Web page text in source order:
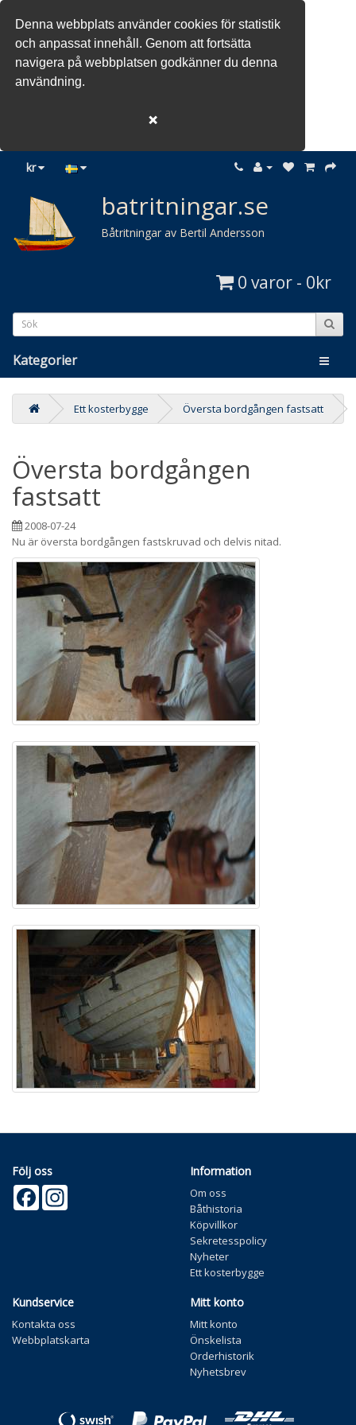
Denna webbplats använder cookies för statistik
och anpassat innehåll. Genom att fortsätta
navigera på webbplatsen godkänner du denna
användning.
❌
kr
batritningar.se
Båtritningar av Bertil Andersson
0 varor - 0kr
Kategorier
Ett kosterbygge Översta bordgången fastsatt
Översta bordgången
fastsatt
2008-07-24
Nu är översta bordgången fastskruvad och delvis nitad.
Följ oss
Facebook
Information
Om oss
Båthistoria
Köpvillkor
Sekretesspolicy
Nyheter
Ett kosterbygge
Kundservice
Kontakta oss
Webbplatskarta
Mitt konto
Mitt konto
Önskelista
Orderhistorik
Nyhetsbrev